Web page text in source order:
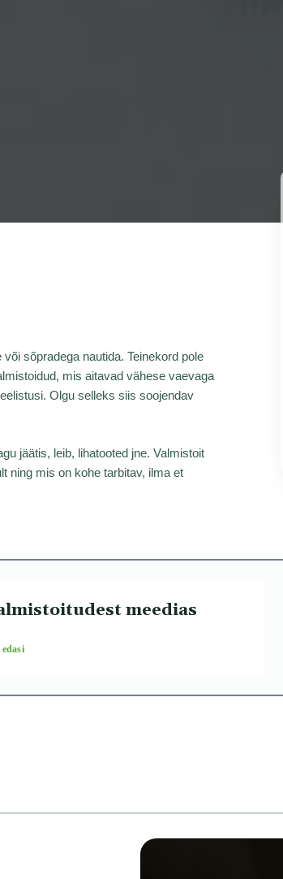
sõpradega nautida. Teinekord pole
mis aitavad vähese vaevaga
Olgu selleks siis soojendav
jäätis, leib, lihatooted jne. Valmistoit
ning mis on kohe tarbitav, ilma et
meedias